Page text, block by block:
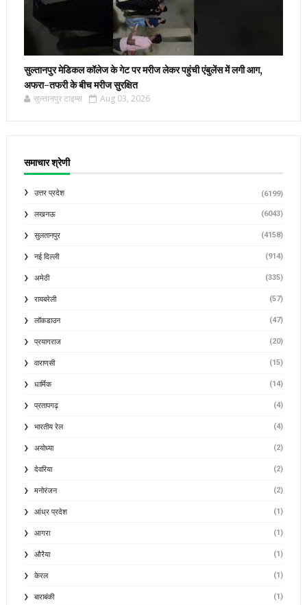
सुल्तानपुर मेडिकल कॉलेज के गेट पर मरीज लेकर पहुंची एंबुलेंस में लगी आग,
अफरा-तफरी के बीच मरीज सुरक्षित
सुल्तानपुर टाइम्स Aug 03, 2026
समाचार श्रेणी
उत्तर प्रदेश (6199)
लखनऊ (6043)
सुलतानपुर (4158)
नई दिल्ली (914)
अमेठी (335)
रायबरेली (57)
लॉकडाउन (47)
प्रयागराज (20)
वाराणसी (15)
धार्मिक (14)
प्रतापगढ़ (4)
भारतीय रेल (4)
अयोध्या (2)
देवरिया (2)
मनोरंजन (2)
आंध्र प्रदेश (1)
आगरा (1)
औरैया (1)
केरल (1)
बाराबंकी (1)